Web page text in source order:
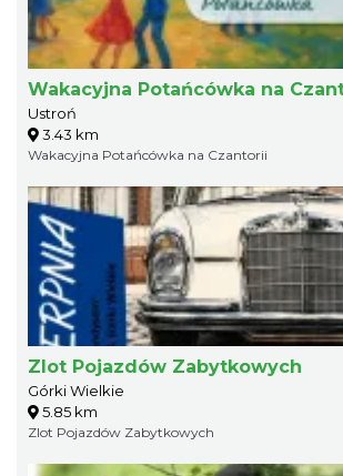
Wakacyjna Potańcówka na
Ustroń
3.43 km
Wakacyjna Potańcówka na Czantorii
Zlot Pojazdów Zabytkowych
Górki Wielkie
5.85 km
Zlot Pojazdów Zabytkowych